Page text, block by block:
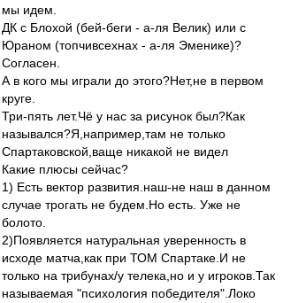
мы идем.
ДК с Блохой (бей-беги - а-ля Велик) или с
Юраном (топчивсехнах - а-ля Эменике)?
Согласен.
А в кого мы играли до этого?Нет,не в первом
круге.
Три-пять лет.Чё у нас за рисунок был?Как
назывался?Я,например,там не только
Спартаковской,ваще никакой не видел
Какие плюсы сейчас?
1) Есть вектор развития.наш-не наш в данном
случае трогать не будем.Но есть. Уже не
болото.
2)Появляется натуральная уверенность в
исходе матча,как при ТОМ Спартаке.И не
только на трибунах/у телека,но и у игроков.Так
называемая "психология победителя".Локо